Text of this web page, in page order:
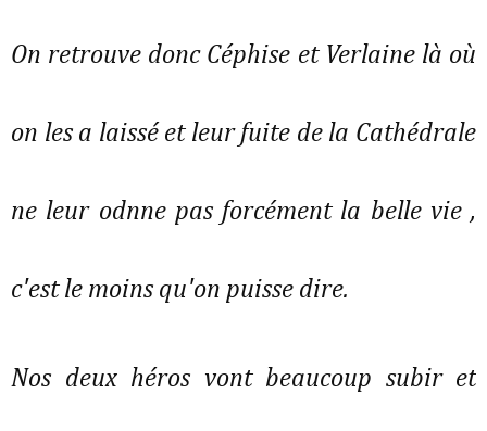
On retrouve donc Céphise et Verlaine là où
on les a laissé et leur fuite de la Cathédrale
ne leur odnne pas forcément la belle vie ,
c'est le moins qu'on puisse dire.
Nos deux héros vont beaucoup subir et